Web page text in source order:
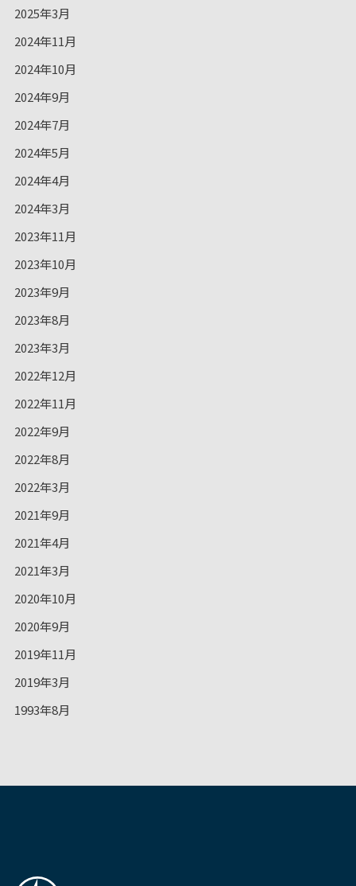
2025年3月
2024年11月
2024年10月
2024年9月
2024年7月
2024年5月
2024年4月
2024年3月
2023年11月
2023年10月
2023年9月
2023年8月
2023年3月
2022年12月
2022年11月
2022年9月
2022年8月
2022年3月
2021年9月
2021年4月
2021年3月
2020年10月
2020年9月
2019年11月
2019年3月
1993年8月